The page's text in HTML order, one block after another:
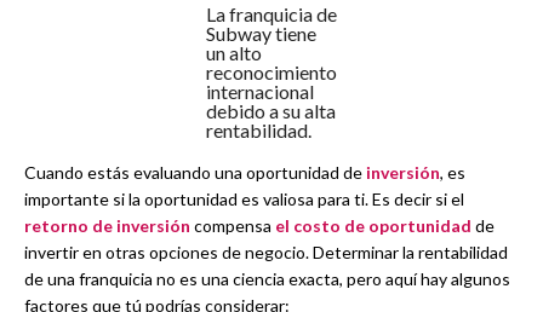
La franquicia de
Subway tiene
un alto
reconocimiento
internacional
debido a su alta
rentabilidad.
Cuando estás evaluando una oportunidad de inversión, es
importante si la oportunidad es valiosa para ti. Es decir si el
retorno de inversión compensa el costo de oportunidad de
invertir en otras opciones de negocio. Determinar la rentabilidad
de una franquicia no es una ciencia exacta, pero aquí hay algunos
factores que tú podrías considerar: